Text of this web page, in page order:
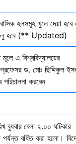
হলসমূহ খুলে দেয়া হবে
চালু হবে (** Updated)
এ বিশ্ববিদ্যালয়ের
প্রফেসর ড. মোঃ ছিদ্দিকুল
করবেন
বুধবার বেলা ২.০০ ঘটিকার
বর্ধিত করা হলো।